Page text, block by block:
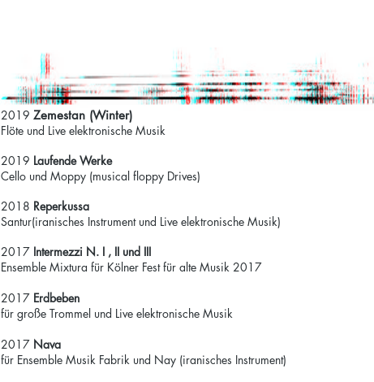
2019 Zemestan (Winter)
Flöte und Live elektronische Musik
2019 Laufende Werke
Cello und Moppy (musical floppy Drives​​​​​​)​​​​​​​​​​​​​​​
2018 Reperkussa
Santur(iranisches Instrument und Live elektronische Musik)
2017 Intermezzi N. I , II und III
Ensemble Mixtura für Kölner Fest für alte Musik 2017
2017 Erdbeben
für große Trommel und Live elektronische Musik
2017 Nava
für Ensemble Musik Fabrik und Nay (iranisches Instrument)